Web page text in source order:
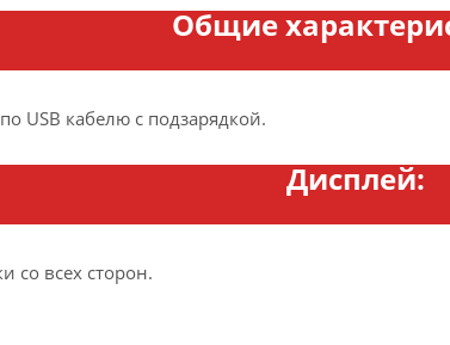
Общие
USB кабелю с подзарядкой.
Дисплей:
со всех сторон.